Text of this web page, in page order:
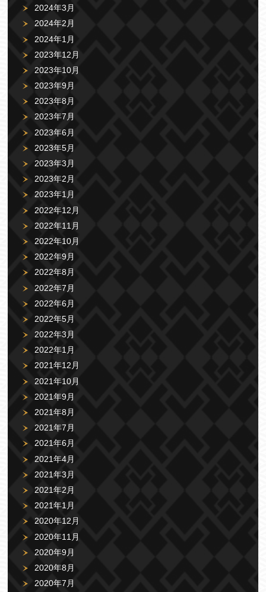
2024年3月
2024年2月
2024年1月
2023年12月
2023年10月
2023年9月
2023年8月
2023年7月
2023年6月
2023年5月
2023年3月
2023年2月
2023年1月
2022年12月
2022年11月
2022年10月
2022年9月
2022年8月
2022年7月
2022年6月
2022年5月
2022年3月
2022年1月
2021年12月
2021年10月
2021年9月
2021年8月
2021年7月
2021年6月
2021年4月
2021年3月
2021年2月
2021年1月
2020年12月
2020年11月
2020年9月
2020年8月
2020年7月